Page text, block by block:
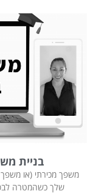
בניית
משפך מכירתי (או
שלך כשהמטרה